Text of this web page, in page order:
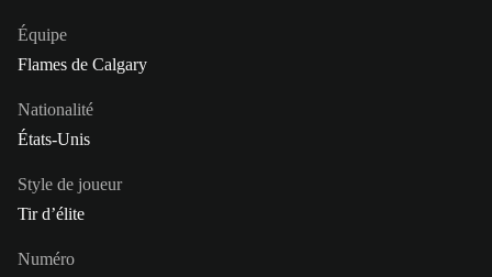
Équipe
Flames de Calgary
Nationalité
États-Unis
Style de joueur
Tir d’élite
Numéro